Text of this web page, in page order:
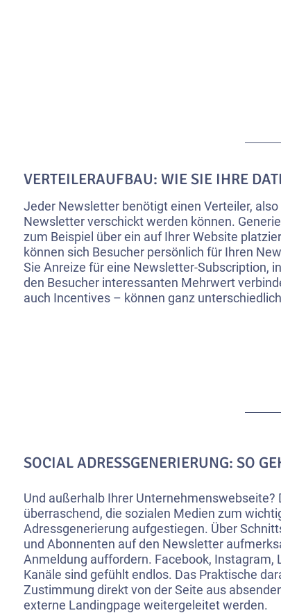
VERTEILERAUFBAU: WIE SIE IHRE
Jeder Newsletter benötigt einen Verteiler,
Newsletter verschickt werden können.
zum Beispiel über ein auf Ihrer Website
können sich Besucher persönlich für Ihren
Sie Anreize für eine Newsletter-Subscription,
den Besucher interessanten Mehrwert
auch Incentives – können ganz
SOCIAL ADRESSGENERIERUNG: SO
Und außerhalb Ihrer Unternehmenswebseite?
überraschend, die sozialen Medien zum
Adressgenerierung aufgestiegen. Über
und Abonnenten auf den Newsletter
Anmeldung auffordern. Facebook, Instagram,
Kanäle sind gefühlt endlos. Das Praktische
Zustimmung direkt von der Seite aus
externe Landingpage weitergeleitet werden.